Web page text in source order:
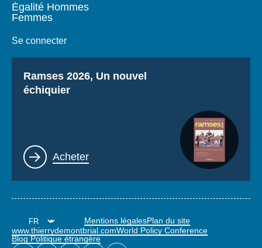
Égalité Hommes
Femmes
Se connecter
Titre
Ramses 2026, Un nouvel
échiquier
Lien
Acheter
Mentions légalesPlan du site
www.thierrydemontbrial.comWorld Policy Conference
Blog Politique étrangère